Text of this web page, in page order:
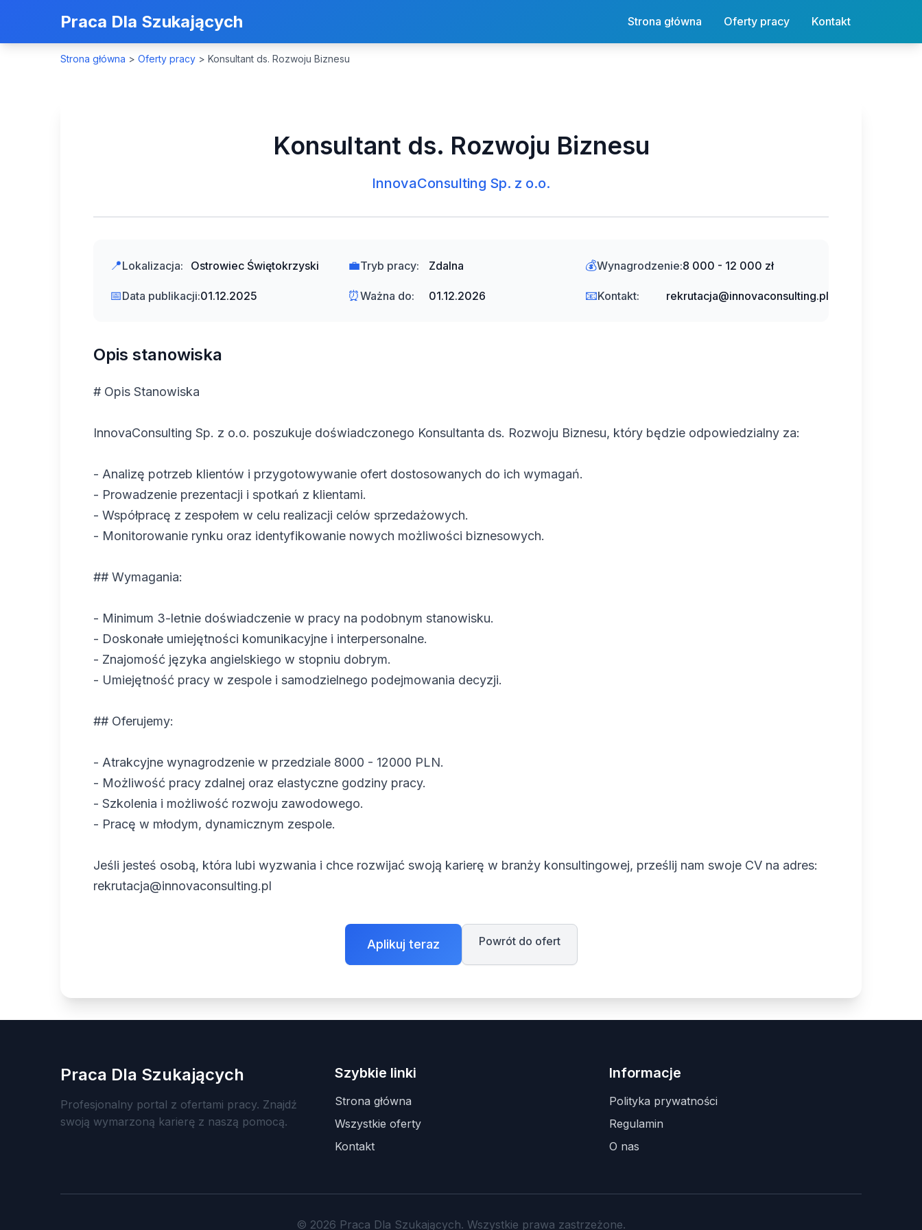
Praca Dla Szukających Strona główna Oferty pracy Kontakt
Strona główna > Oferty pracy > Konsultant ds. Rozwoju Biznesu
Konsultant ds. Rozwoju Biznesu
InnovaConsulting Sp. z o.o.
📍Lokalizacja: Ostrowiec Świętokrzyski 💼Tryb pracy: Zdalna 💰Wynagrodzenie:8 000 - 12 000 zł
📅Data publikacji:01.12.2025 ⏰Ważna do: 01.12.2026 📧Kontakt: rekrutacja@innovaconsulting.pl
Opis stanowiska
# Opis Stanowiska
InnovaConsulting Sp. z o.o. poszukuje doświadczonego Konsultanta ds. Rozwoju Biznesu, który będzie odpowiedzialny za:
- Analizę potrzeb klientów i przygotowywanie ofert dostosowanych do ich wymagań.
- Prowadzenie prezentacji i spotkań z klientami.
- Współpracę z zespołem w celu realizacji celów sprzedażowych.
- Monitorowanie rynku oraz identyfikowanie nowych możliwości biznesowych.
## Wymagania:
- Minimum 3-letnie doświadczenie w pracy na podobnym stanowisku.
- Doskonałe umiejętności komunikacyjne i interpersonalne.
- Znajomość języka angielskiego w stopniu dobrym.
- Umiejętność pracy w zespole i samodzielnego podejmowania decyzji.
## Oferujemy:
- Atrakcyjne wynagrodzenie w przedziale 8000 - 12000 PLN.
- Możliwość pracy zdalnej oraz elastyczne godziny pracy.
- Szkolenia i możliwość rozwoju zawodowego.
- Pracę w młodym, dynamicznym zespole.
Jeśli jesteś osobą, która lubi wyzwania i chce rozwijać swoją karierę w branży konsultingowej, prześlij nam swoje CV na adres:
rekrutacja@innovaconsulting.pl
Aplikuj teraz Powrót do ofert
Praca Dla Szukających
Profesjonalny portal z ofertami pracy. Znajdź
swoją wymarzoną karierę z naszą pomocą.
Szybkie linki
Strona główna
Wszystkie oferty
Kontakt
Informacje
Polityka prywatności
Regulamin
O nas
© 2026 Praca Dla Szukających. Wszystkie prawa zastrzeżone.